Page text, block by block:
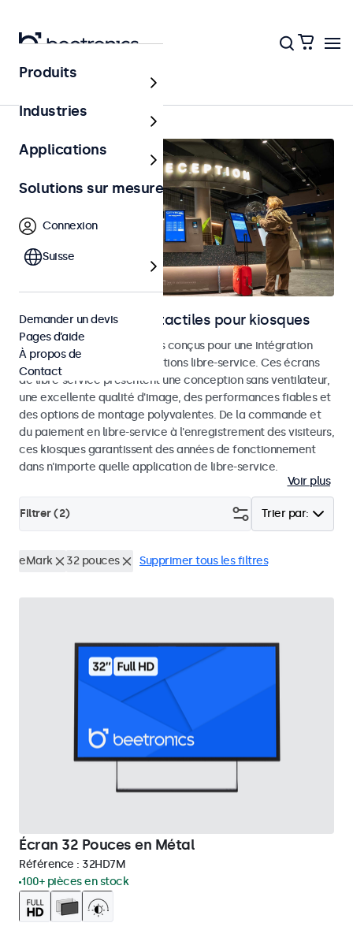
Accueil
Moniteurs et écrans tactiles pour kiosques
Moniteurs et écrans tactiles conçus pour une intégration
dans les kiosques et les solutions libre-service. Ces écrans
de libre-service présentent une conception sans ventilateur,
une excellente qualité d'image, des performances fiables et
des options de montage polyvalentes. De la commande et
du paiement en libre-service à l'enregistrement des visiteurs,
ces kiosques garantissent des années de fonctionnement
dans n'importe quelle application de libre-service.
Voir plus
Trier par:
Filtrer (2)
eMark 32 pouces Supprimer tous les filtres
Écran 32 Pouces en Métal
Référence : 32HD7M
100+ pièces en stock
Produits
Industries
Applications
Solutions sur mesure
Connexion
Suisse
Demander un devis
Pages d’aide
À propos de
Contact